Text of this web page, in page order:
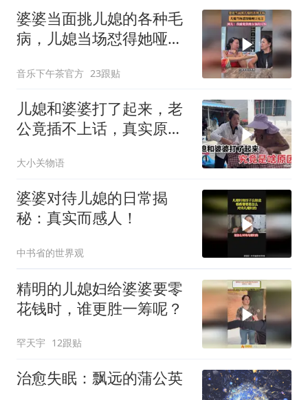
婆婆当面挑儿媳的各种毛
病，儿媳当场怼得她哑口
音乐下午茶官方 23跟贴
儿媳和婆婆打了起来，老
公竟插不上话，真实原因
大小关物语
婆婆对待儿媳的日常揭
秘：真实而感人！
中书省的世界观
精明的儿媳妇给婆婆要零
花钱时，谁更胜一筹呢？
罕天宇 12跟贴
治愈失眠：飘远的蒲公英